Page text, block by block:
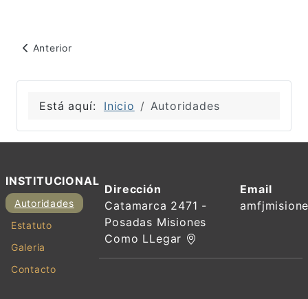
Artículo anterior: Estatuto
Anterior
Está aquí: Inicio Autoridades
INSTITUCIONAL
Autoridades
Estatuto
Galeria
Contacto
Dirección
Email
Catamarca 2471 -
Posadas Misiones
Como LLegar